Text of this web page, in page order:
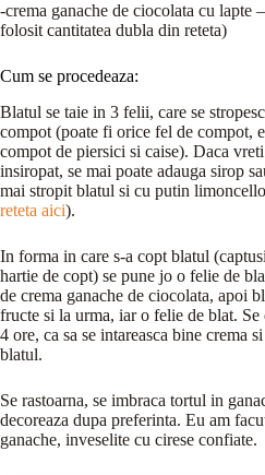
-crema ganache de ciocolata cu lapte –
folosit cantitatea dubla din reteta)
Cum se procedeaza:
Blatul se taie in 3 felii, care se
compot (poate fi orice fel de compot,
compot de piersici si caise). Daca
insiropat, se mai poate adauga sirop
mai stropit blatul si cu putin
reteta aici).
In forma in care s-a copt blatul
hartie de copt) se pune jo o felie de
de crema ganache de ciocolata, apoi
fructe si la urma, iar o felie de blat.
4 ore, ca sa se intareasca bine crema
blatul.
Se rastoarna, se imbraca tortul in
decoreaza dupa preferinta. Eu am
ganache, inveselite cu cirese confiate.